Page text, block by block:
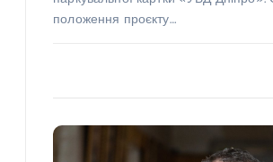
положення проєкту…